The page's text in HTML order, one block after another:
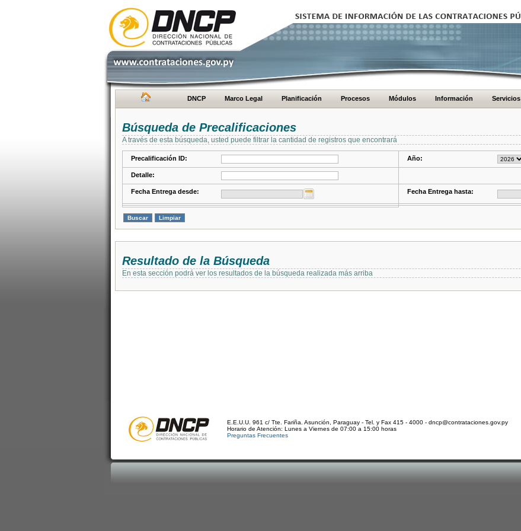
DNCP Marco Legal Planificación Procesos Módulos Información Servicios
Búsqueda de Precalificaciones
A través de esta búsqueda, usted puede filtrar la cantidad de registros que encontrará
Precalificación ID: Año:
Detalle:
Fecha Entrega desde: Fecha Entrega hasta:
Resultado de la Búsqueda
En esta sección podrá ver los resultados de la búsqueda realizada más arriba
E.E.U.U. 961 c/ Tte. Fariña. Asunción, Paraguay - Tel. y Fax 415 - 4000 - dncp@contrataciones.gov.py
Horario de Atención: Lunes a Viernes de 07:00 a 15:00 horas
Preguntas Frecuentes